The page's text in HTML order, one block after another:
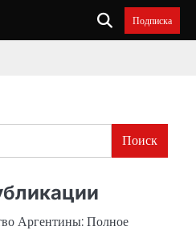
Подписка
Поиск
Аргентины: Полное